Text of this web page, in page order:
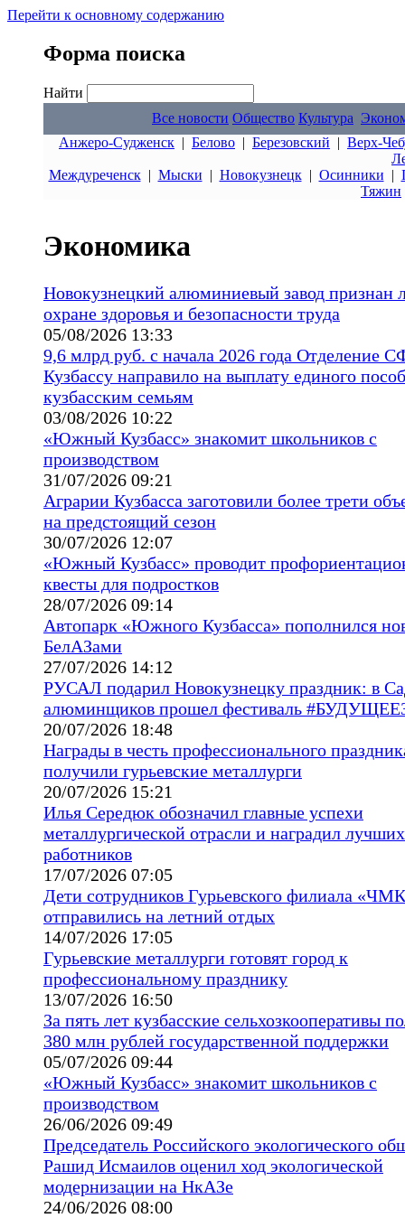
Перейти к основному содержанию
Форма поиска
Найти
Все новости Общество Культура
Анжеро-Судженск | Белово | Березовский | Верх-
Междуреченск| Мыски | Новокузнецк| Осинники |
Тяжин
Экономика
Новокузнецкий алюминиевый завод признан
охране здоровья и безопасности труда
05/08/2026 13:33
9,6 млрд руб. с начала 2026 года Отделение
Кузбассу направило на выплату единого
кузбасским семьям
03/08/2026 10:22
«Южный Кузбасс» знакомит школьников с
производством
31/07/2026 09:21
Аграрии Кузбасса заготовили более трети
на предстоящий сезон
30/07/2026 12:07
«Южный Кузбасс» проводит
квесты для подростков
28/07/2026 09:14
Автопарк «Южного Кузбасса» пополнился
БелАЗами
27/07/2026 14:12
РУСАЛ подарил Новокузнецку праздник: в
алюминщиков прошел фестиваль
20/07/2026 18:48
Награды в честь профессионального
получили гурьевские металлурги
20/07/2026 15:21
Илья Середюк обозначил главные успехи
металлургической отрасли и наградил лучших
работников
17/07/2026 07:05
Дети сотрудников Гурьевского филиала
отправились на летний отдых
14/07/2026 17:05
Гурьевские металлурги готовят город к
профессиональному празднику
13/07/2026 16:50
За пять лет кузбасские сельхозкооперативы
380 млн рублей государственной поддержки
05/07/2026 09:44
«Южный Кузбасс» знакомит школьников с
производством
26/06/2026 09:49
Председатель Российского экологического
Рашид Исмаилов оценил ход экологической
модернизации на НкАЗе
24/06/2026 08:00